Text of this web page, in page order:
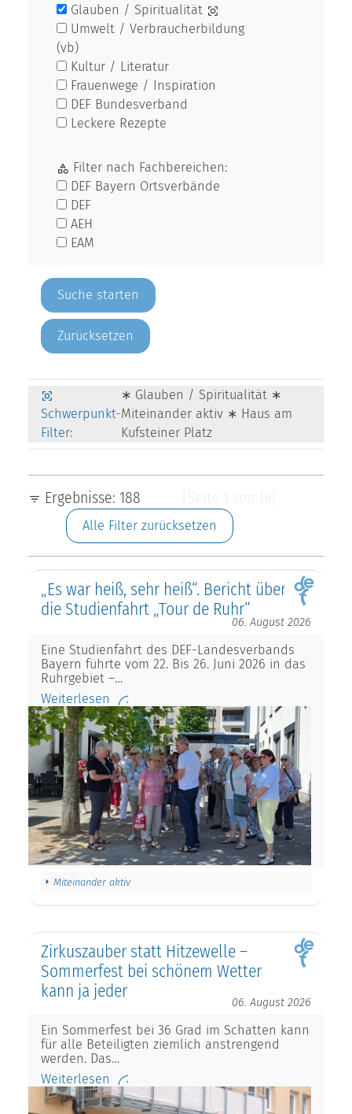
Glauben / Spiritualität
Umwelt / Verbraucherbildung
(vb)
Kultur / Literatur
Frauenwege / Inspiration
DEF Bundesverband
Leckere Rezepte
Filter nach Fachbereichen:
DEF Bayern Ortsverbände
DEF
AEH
EAM
Zurücksetzen
Schwerpunkt-
Filter:
∗ Glauben / Spiritualität ∗
Miteinander aktiv ∗ Haus am
Kufsteiner Platz
Ergebnisse: 188
Alle Filter zurücksetzen
„Es war heiß, sehr heiß“. Bericht über
die Studienfahrt „Tour de Ruhr“
06. August 2026
Eine Studienfahrt des DEF-Landesverbands
Bayern führte vom 22. Bis 26. Juni 2026 in das
Ruhrgebiet –…
Weiterlesen
Miteinander aktiv
Zirkuszauber statt Hitzewelle –
Sommerfest bei schönem Wetter
kann ja jeder
06. August 2026
Ein Sommerfest bei 36 Grad im Schatten kann
für alle Beteiligten ziemlich anstrengend
werden. Das…
Weiterlesen